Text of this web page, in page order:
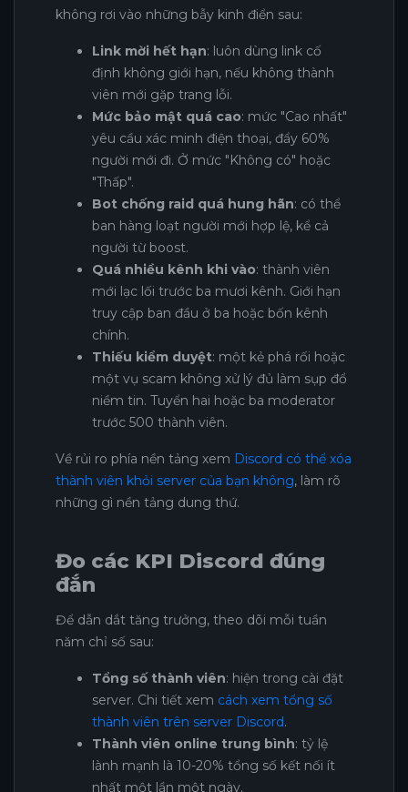
không rơi vào những bẫy kinh điển sau:
Link mời hết hạn: luôn dùng link cố
định không giới hạn, nếu không thành
viên mới gặp trang lỗi.
Mức bảo mật quá cao: mức "Cao nhất"
yêu cầu xác minh điện thoại, đẩy 60%
người mới đi. Ở mức "Không có" hoặc
"Thấp".
Bot chống raid quá hung hãn: có thể
ban hàng loạt người mới hợp lệ, kể cả
người từ boost.
Quá nhiều kênh khi vào: thành viên
mới lạc lối trước ba mươi kênh. Giới hạn
truy cập ban đầu ở ba hoặc bốn kênh
chính.
Thiếu kiểm duyệt: một kẻ phá rối hoặc
một vụ scam không xử lý đủ làm sụp đổ
niềm tin. Tuyển hai hoặc ba moderator
trước 500 thành viên.
Về rủi ro phía nền tảng xem Discord có thể xóa
thành viên khỏi server của bạn không, làm rõ
những gì nền tảng dung thứ.
Đo các KPI Discord đúng
đắn
Để dẫn dắt tăng trưởng, theo dõi mỗi tuần
năm chỉ số sau:
Tổng số thành viên: hiện trong cài đặt
server. Chi tiết xem cách xem tổng số
thành viên trên server Discord.
Thành viên online trung bình: tỷ lệ
lành mạnh là 10-20% tổng số kết nối ít
nhất một lần một ngày.